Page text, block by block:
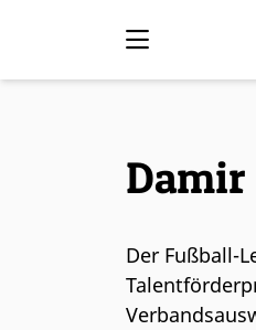
Damir
Der Fußball-